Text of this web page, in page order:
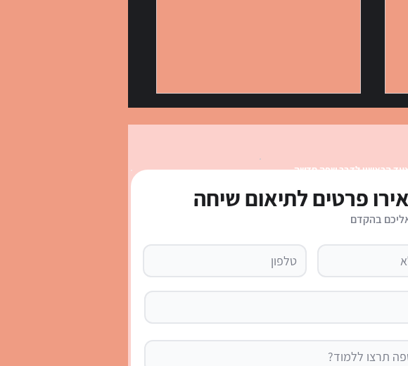
מקצועות עם הגייה, טבלאות ודף
פרטים לתיאום שיחה
בהקדם
הראשון לדבר שפה חדשה